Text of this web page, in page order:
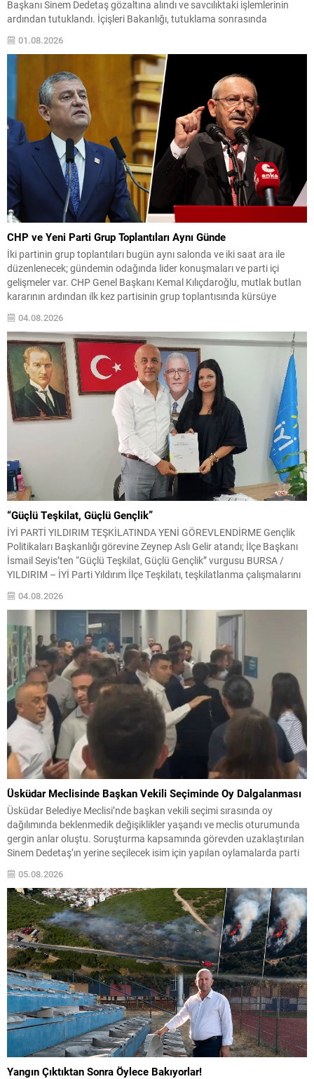
Başkanı Sinem Dedetaş gözaltına alındı ve savcılıktaki işlemlerinin
ardından tutuklandı. İçişleri Bakanlığı, tutuklama sonrasında
kapsamında, ilgililere yönelik “suç işlemek amacıyla örgüt kurma,
rüşvet ve irtikap” iddiaları yer alıyor. Valilikten yapılan açıklamada,
dosyaya ilişkin işlemlerin devam ettiği bilgisi...
01.08.2026
CHP ve Yeni Parti Grup Toplantıları Aynı Günde
İki partinin grup toplantıları bugün aynı salonda ve iki saat ara ile
düzenlenecek; gündemin odağında lider konuşmaları ve parti içi
gelişmeler var. CHP Genel Başkanı Kemal Kılıçdaroğlu, mutlak butlan
kararının ardından ilk kez partisinin grup toplantısında kürsüye
çıkacak ve konuşması saat 13.30’da planlandı. Yeni Parti ise
teşkilatlanma çalışmalarını sürdürürken, Genel...
04.08.2026
“Güçlü Teşkilat, Güçlü Gençlik”
İYİ PARTİ YILDIRIM TEŞKİLATINDA YENİ GÖREVLENDİRME Gençlik
Politikaları Başkanlığı görevine Zeynep Aslı Gelir atandı; İlçe Başkanı
İsmail Seyis’ten “Güçlü Teşkilat, Güçlü Gençlik” vurgusu BURSA /
YILDIRIM – İYİ Parti Yıldırım İlçe Teşkilatı, teşkilatlanma çalışmalarını
güçlendirecek yeni bir görevlendirmeyi daha hayata geçirdi. İlçe
Başkanı İsmail Seyis‘in öncülüğünde yürütülen teşkilatlanma süreci
kapsamında...
04.08.2026
Üsküdar Meclisinde Başkan Vekili Seçiminde Oy Dalgalanması
Üsküdar Belediye Meclisi’nde başkan vekili seçimi sırasında oy
dağılımında beklenmedik değişiklikler yaşandı ve meclis oturumunda
gergin anlar oluştu. Soruşturma kapsamında görevden uzaklaştırılan
Sinem Dedetaş’ın yerine seçilecek isim için yapılan oylamalarda parti
Çetinkaya ile AK Parti’nin adayı Dündar Ziya Gültekin arasında
geçen...
05.08.2026
Yangın Çıktıktan Sonra Öylece Bakıyorlar!